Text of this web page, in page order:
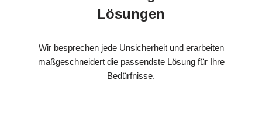
Lösungen
Wir besprechen jede Unsicherheit und erarbeiten
maßgeschneidert die passendste Lösung für Ihre
Bedürfnisse.